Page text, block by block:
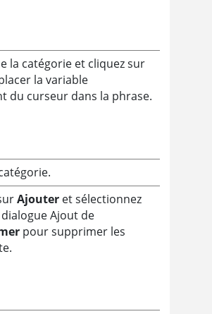
la catégorie et cliquez sur
la variable
du curseur dans la phrase.
Ajouter et sélectionnez
Ajout de
pour supprimer les